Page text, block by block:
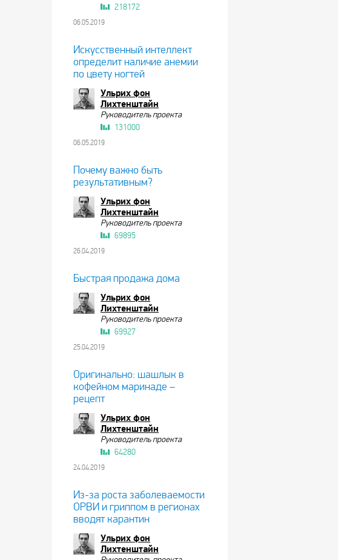
218172
06.05.2019
Искусственный интеллект
определит наличие анемии
по цвету ногтей
Ульрих фон
Лихтенштайн
Руководитель проекта
131000
06.05.2019
Почему важно быть
результативным?
Ульрих фон
Лихтенштайн
Руководитель проекта
69895
26.04.2019
Быстрая продажа дома
Ульрих фон
Лихтенштайн
Руководитель проекта
69927
25.04.2019
Оригинально: шашлык в
кофейном маринаде –
рецепт
Ульрих фон
Лихтенштайн
Руководитель проекта
64280
24.04.2019
Из-за роста заболеваемости
ОРВИ и гриппом в регионах
вводят карантин
Ульрих фон
Лихтенштайн